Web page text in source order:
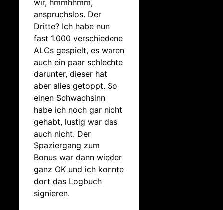
wir, hmmhhmm,
anspruchslos. Der
Dritte? Ich habe nun
fast 1.000 verschiedene
ALCs gespielt, es waren
auch ein paar schlechte
darunter, dieser hat
aber alles getoppt. So
einen Schwachsinn
habe ich noch gar nicht
gehabt, lustig war das
auch nicht. Der
Spaziergang zum
Bonus war dann wieder
ganz OK und ich konnte
dort das Logbuch
signieren.